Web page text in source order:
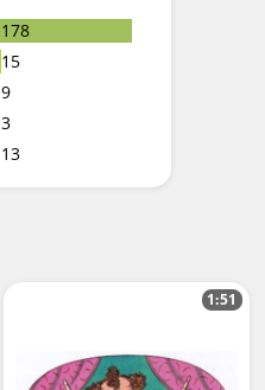
178
15
9
3
13
1:51